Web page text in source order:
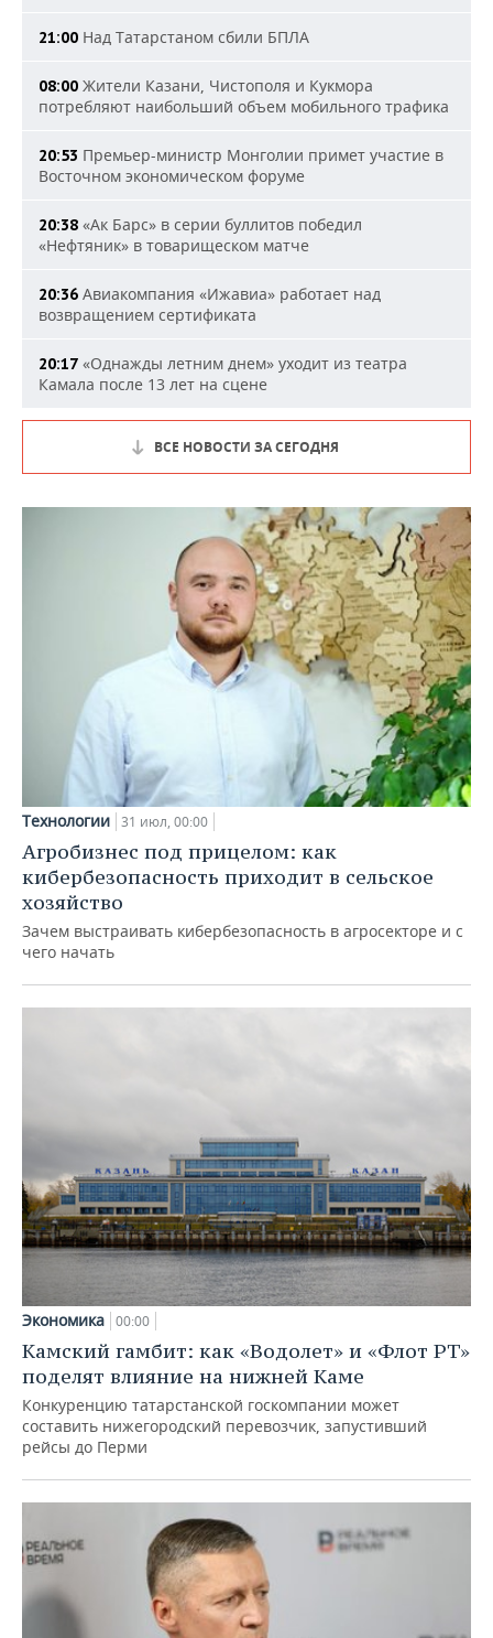
21:00 Над Татарстаном сбили БПЛА
08:00 Жители Казани, Чистополя и Кукмора
потребляют наибольший объем мобильного трафика
20:53 Премьер-министр Монголии примет участие в
Восточном экономическом форуме
20:38 «Ак Барс» в серии буллитов победил
«Нефтяник» в товарищеском матче
20:36 Авиакомпания «Ижавиа» работает над
возвращением сертификата
20:17 «Однажды летним днем» уходит из театра
Камала после 13 лет на сцене
ВСЕ НОВОСТИ ЗА СЕГОДНЯ
Технологии 31 июл, 00:00
Агробизнес под прицелом: как
кибербезопасность приходит в сельское
хозяйство
Зачем выстраивать кибербезопасность в агросекторе и с
чего начать
Экономика 00:00
Камский гамбит: как «Водолет» и «Флот РТ»
поделят влияние на нижней Каме
Конкуренцию татарстанской госкомпании может
составить нижегородский перевозчик, запустивший
рейсы до Перми